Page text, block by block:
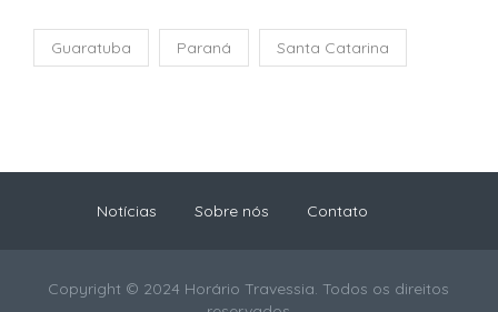
Guaratuba Paraná Santa Catarina
Notícias Sobre nós Contato
Copyright © 2024 Horário Travessia. Todos os direitos